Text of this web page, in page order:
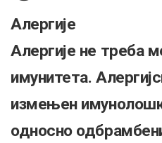
Алергије
Алергије не треба
имунитета.
измењен
односно